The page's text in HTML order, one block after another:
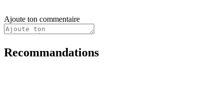
Ajoute ton commentaire
Recommandations